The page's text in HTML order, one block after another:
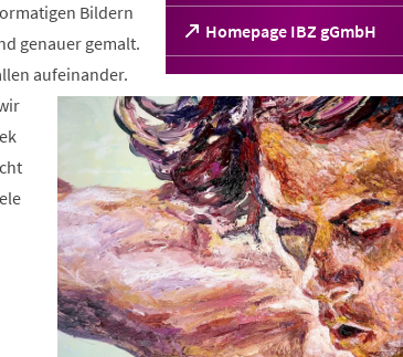
Homepage IBZ gGmbH
(Öffnet
in
einem
neuen
Tab)
Bildern
genauer gemalt.
aufeinander.